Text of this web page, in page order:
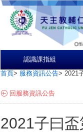
認識課指組
首頁> 服務資訊公告> 2021
回服務資訊公告
2021子曰